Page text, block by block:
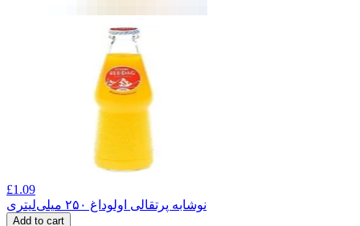
£1.09
نوشابه پرتقالی اولوداغ ۲۵۰ میلی‌لیتری
Add to cart